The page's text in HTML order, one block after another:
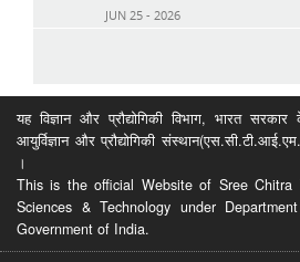
JUN 25 - 2026
यह विज्ञान और प्रौद्योगिकी विभाग, भारत
आयुर्विज्ञान और प्रौद्योगिकी
।
This is the official Website of Sree Chitra
Sciences & Technology under
Government of India.